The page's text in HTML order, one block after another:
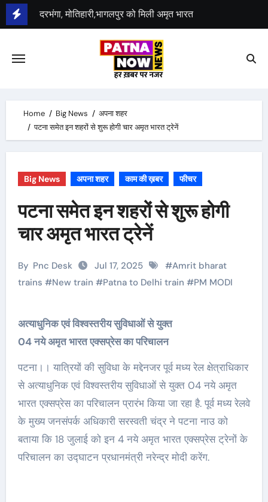
Skip
to
दरभंगा, मोतिहारी,भागलपुर को मिली अमृत भारत
पीएम मोदी 18 जुलाई को करेंगे शुभारंभ
31 जुलाई से नियमित चलेगी अमृत भारत ट्रेन
Home Big News
अपना शहर
पटना समेत इन शहरों से शुरू होगी चार अमृत भारत ट्रेनें
Big News अपना शहर काम की ख़बर फीचर
पटना समेत इन शहरों से शुरू होगी
चार अमृत भारत ट्रेनें
By Pnc Desk Jul 17, 2025 #Amrit bharat
trains #New train #Patna to Delhi train #PM MODI
अत्याधुनिक एवं विश्वस्तरीय सुविधाओं से युक्त
04 नये अमृत भारत एक्सप्रेस का परिचालन
पटना।। यात्रियों की सुविधा के मद्देनजर पूर्व मध्य रेल क्षेत्राधिकार
से अत्याधुनिक एवं विश्वस्तरीय सुविधाओं से युक्त 04 नये अमृत
भारत एक्सप्रेस का परिचालन प्रारंभ किया जा रहा है. पूर्व मध्य रेलवे
के मुख्य जनसंपर्क अधिकारी सरस्वती चंद्र ने पटना नाउ को
बताया कि 18 जुलाई को इन 4 नये अमृत भारत एक्सप्रेस ट्रेनों के
परिचालन का उद्घाटन प्रधानमंत्री नरेन्द्र मोदी करेंग.